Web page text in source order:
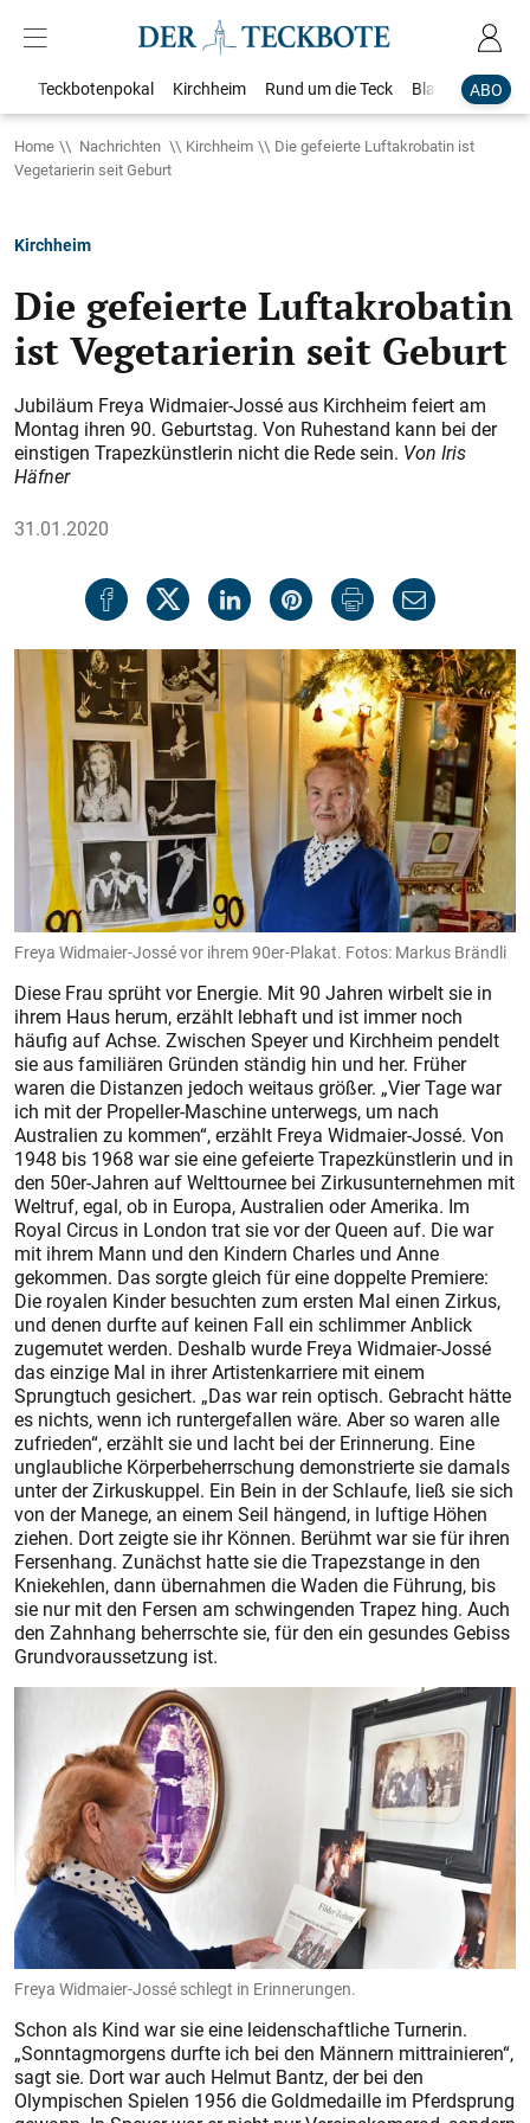
ABO
Teckbotenpokal Kirchheim Rund um die Teck Blaulicht
Home Nachrichten Kirchheim
Die gefeierte Luftakrobatin ist
Vegetarierin seit Geburt
Kirchheim
Die gefeierte Luftakrobatin
ist Vegetarierin seit Geburt
Jubiläum Freya Widmaier-Jossé aus Kirchheim feiert am
Montag ihren 90. Geburtstag. Von Ruhestand kann bei der
einstigen Trapezkünstlerin nicht die Rede sein. Von Iris
Häfner
31.01.2020
Freya Widmaier-Jossé vor ihrem 90er-Plakat. Fotos: Markus Brändli
Diese Frau sprüht vor Energie. Mit 90 Jahren wirbelt sie in
ihrem Haus herum, erzählt lebhaft und ist immer noch
häufig auf Achse. Zwischen Speyer und Kirchheim pendelt
sie aus familiären Gründen ständig hin und her. Früher
waren die Distanzen jedoch weitaus größer. „Vier Tage war
ich mit der Propeller-Maschine unterwegs, um nach
Australien zu kommen“, erzählt Freya Widmaier-Jossé. Von
1948 bis 1968 war sie eine gefeierte Trapezkünstlerin und in
den 50er-Jahren auf Welttournee bei Zirkusunternehmen mit
Weltruf, egal, ob in Europa, Australien oder Amerika. Im
Royal Circus in London trat sie vor der Queen auf. Die war
mit ihrem Mann und den Kindern Charles und Anne
gekommen. Das sorgte gleich für eine doppelte Premiere:
Die royalen Kinder besuchten zum ersten Mal einen Zirkus,
und denen durfte auf keinen Fall ein schlimmer Anblick
zugemutet werden. Deshalb wurde Freya Widmaier-Jossé
das einzige Mal in ihrer Artistenkarriere mit einem
Sprungtuch gesichert. „Das war rein optisch. Gebracht hätte
es nichts, wenn ich runtergefallen wäre. Aber so waren alle
zufrieden“, erzählt sie und lacht bei der Erinnerung. Eine
unglaubliche Körperbeherrschung demonstrierte sie damals
unter der Zirkuskuppel. Ein Bein in der Schlaufe, ließ sie sich
von der Manege, an einem Seil hängend, in luftige Höhen
ziehen. Dort zeigte sie ihr Können. Berühmt war sie für ihren
Fersenhang. Zunächst hatte sie die Trapezstange in den
Kniekehlen, dann übernahmen die Waden die Führung, bis
sie nur mit den Fersen am schwingenden Trapez hing. Auch
den Zahnhang beherrschte sie, für den ein gesundes Gebiss
Grundvoraussetzung ist.
Freya Widmaier-Jossé schlegt in Erinnerungen.
Schon als Kind war sie eine leidenschaftliche Turnerin.
„Sonntagmorgens durfte ich bei den Männern mittrainieren“,
sagt sie. Dort war auch Helmut Bantz, der bei den
Olympischen Spielen 1956 die Goldmedaille im Pferdsprung